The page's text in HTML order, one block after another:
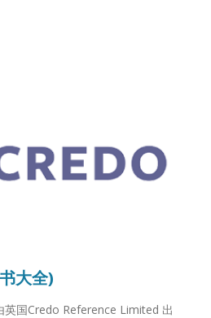
大全)
英国Credo Reference Limited 出